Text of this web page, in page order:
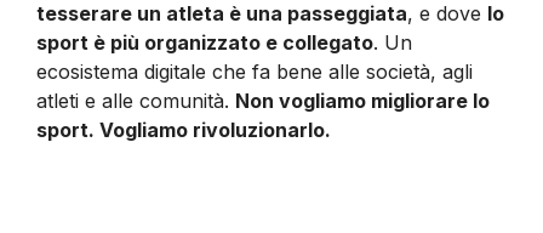
tesserare un atleta è una passeggiata, e dove lo
sport è più organizzato e collegato. Un
ecosistema digitale che fa bene alle società, agli
atleti e alle comunità. Non vogliamo migliorare lo
sport. Vogliamo rivoluzionarlo.